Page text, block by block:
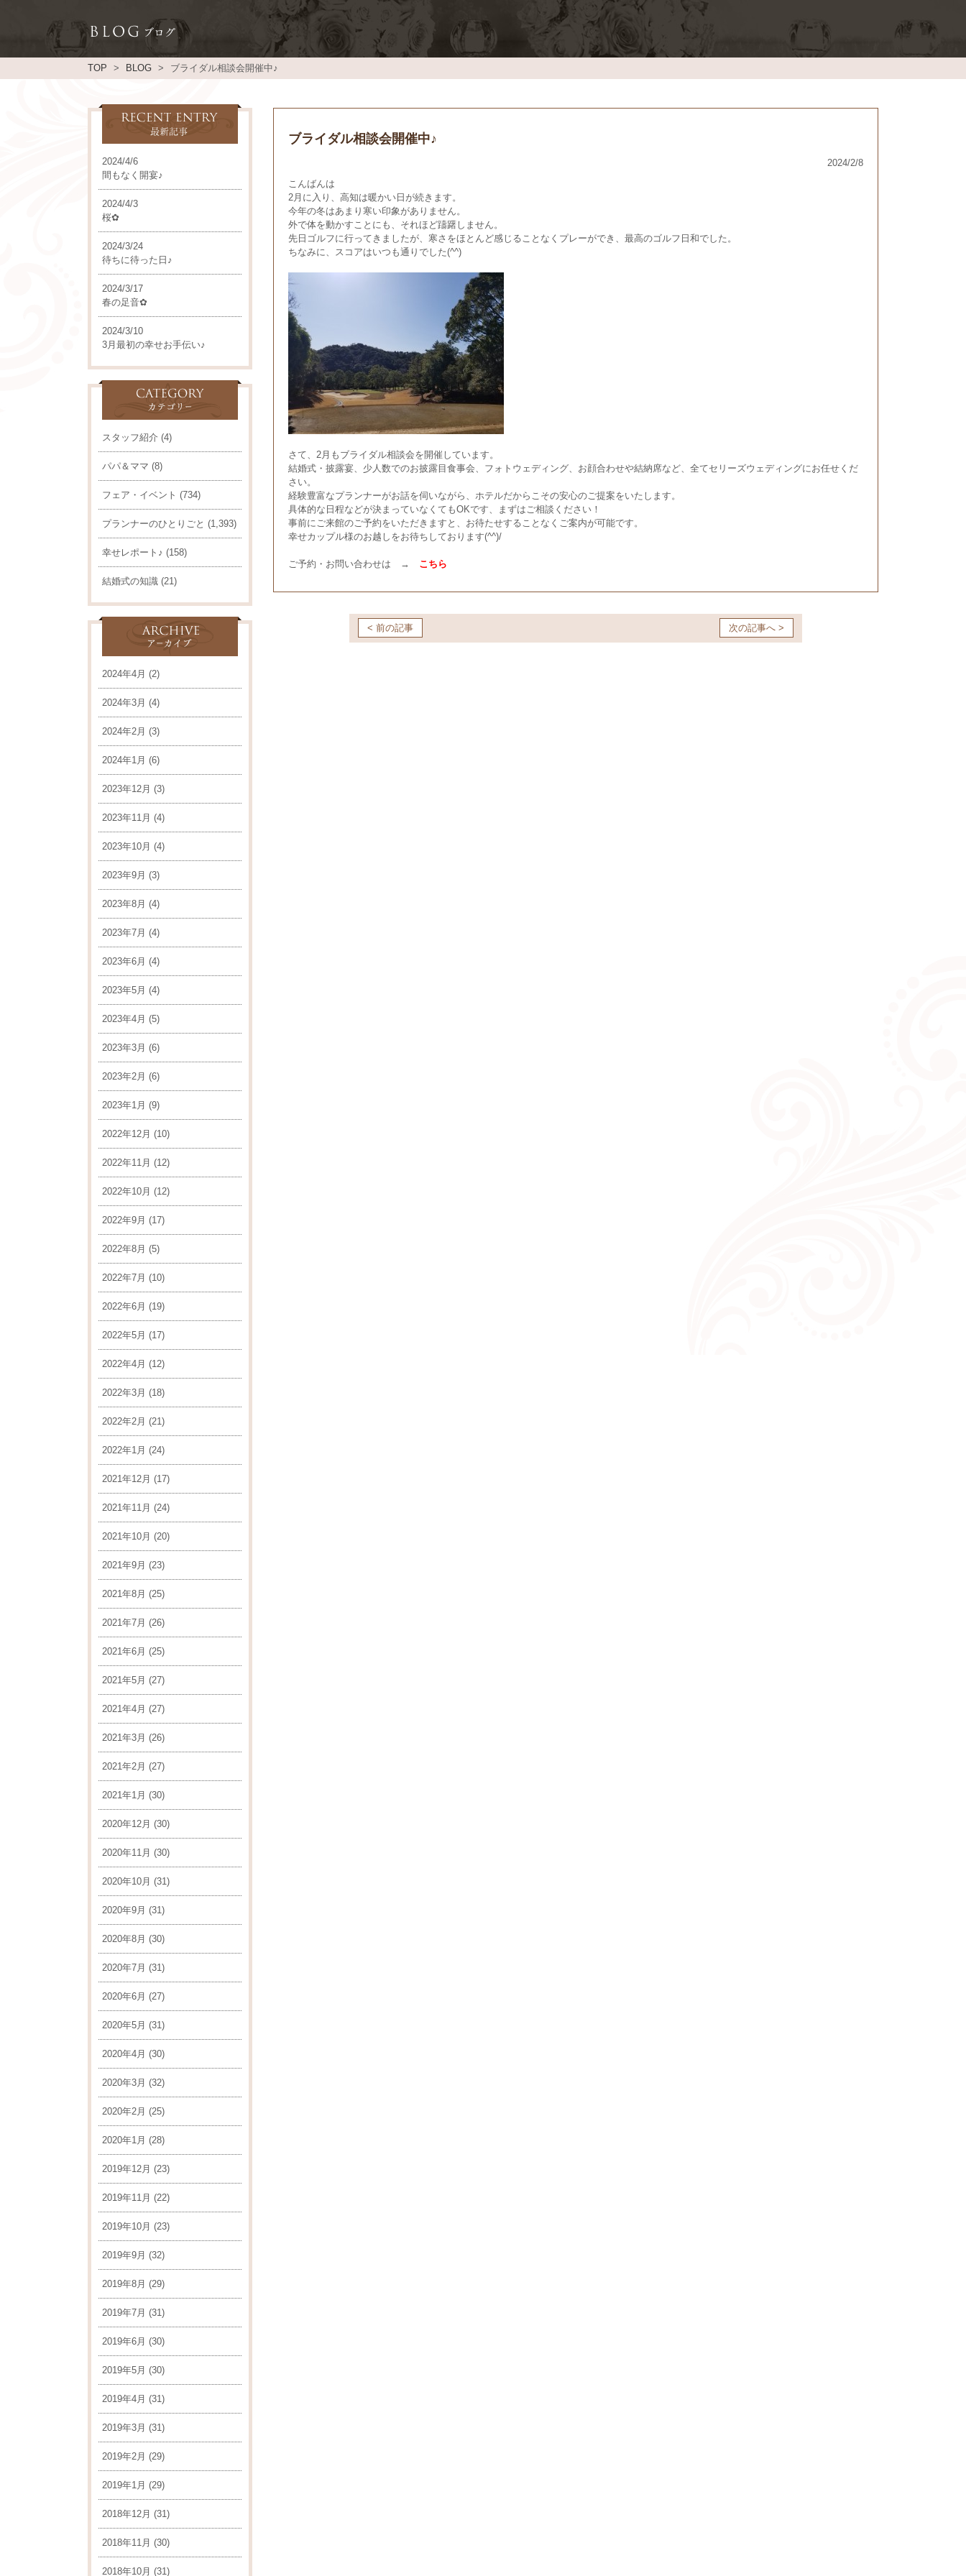
TOP BLOG ブライダル相談会開催中♪
2024/4/6
間もなく開宴♪
2024/4/3
桜✿
2024/3/24
待ちに待った日♪
2024/3/17
春の足音✿
2024/3/10
3月最初の幸せお手伝い♪
スタッフ紹介 (4)
パパ＆ママ (8)
フェア・イベント (734)
プランナーのひとりごと (1,393)
幸せレポート♪ (158)
結婚式の知識 (21)
2024年4月 (2)
2024年3月 (4)
2024年2月 (3)
2024年1月 (6)
2023年12月 (3)
2023年11月 (4)
2023年10月 (4)
2023年9月 (3)
2023年8月 (4)
2023年7月 (4)
2023年6月 (4)
2023年5月 (4)
2023年4月 (5)
2023年3月 (6)
2023年2月 (6)
2023年1月 (9)
2022年12月 (10)
2022年11月 (12)
2022年10月 (12)
2022年9月 (17)
2022年8月 (5)
2022年7月 (10)
2022年6月 (19)
2022年5月 (17)
2022年4月 (12)
2022年3月 (18)
2022年2月 (21)
2022年1月 (24)
2021年12月 (17)
2021年11月 (24)
2021年10月 (20)
2021年9月 (23)
2021年8月 (25)
2021年7月 (26)
2021年6月 (25)
2021年5月 (27)
2021年4月 (27)
2021年3月 (26)
2021年2月 (27)
2021年1月 (30)
2020年12月 (30)
2020年11月 (30)
2020年10月 (31)
2020年9月 (31)
2020年8月 (30)
2020年7月 (31)
2020年6月 (27)
2020年5月 (31)
2020年4月 (30)
2020年3月 (32)
2020年2月 (25)
2020年1月 (28)
2019年12月 (23)
2019年11月 (22)
2019年10月 (23)
2019年9月 (32)
2019年8月 (29)
2019年7月 (31)
2019年6月 (30)
2019年5月 (30)
2019年4月 (31)
2019年3月 (31)
2019年2月 (29)
2019年1月 (29)
2018年12月 (31)
2018年11月 (30)
2018年10月 (31)
ブライダル相談会開催中♪
2024/2/8
こんばんは
2月に入り、高知は暖かい日が続きます。
今年の冬はあまり寒い印象がありません。
外で体を動かすことにも、それほど躊躇しません。
先日ゴルフに行ってきましたが、寒さをほとんど感じることなくプレーができ、最高のゴルフ日和でした。
ちなみに、スコアはいつも通りでした(^^)
さて、2月もブライダル相談会を開催しています。
結婚式・披露宴、少人数でのお披露目食事会、フォトウェディング、お顔合わせや結納席など、全てセリーズウェディングにお任せくだ
さい。
経験豊富なプランナーがお話を伺いながら、ホテルだからこその安心のご提案をいたします。
具体的な日程などが決まっていなくてもOKです、まずはご相談ください！
事前にご来館のご予約をいただきますと、お待たせすることなくご案内が可能です。
幸せカップル様のお越しをお待ちしております(^^)/
ご予約・お問い合わせは → こちら
< 前の記事 次の記事へ >